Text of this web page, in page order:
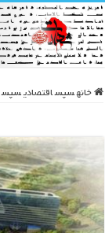
خانه سپس اقتصادی سپس